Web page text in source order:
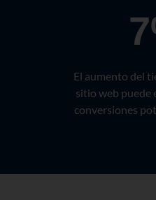
El aumento del
sitio web puede
conversiones